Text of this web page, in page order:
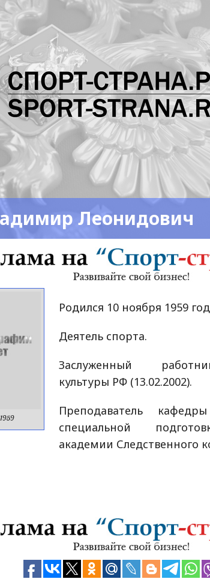
Леонидович
Родился 10 ноября 1959
Деятель спорта.
Заслуженный
культуры РФ (13.02.2002).
Преподаватель
специальной
академии Следственного